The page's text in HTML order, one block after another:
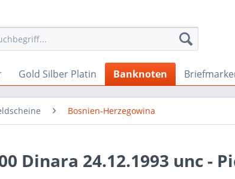
Gold Silber Platin Banknoten
Bosnien-Herzegowina
Dinara 24.12.1993 unc -